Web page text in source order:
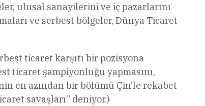
ulusal sanayilerini ve iç pazarlarını
ve serbest bölgeler, Dünya Ticaret
ticaret karşıtı bir pozisyona
ticaret şampiyonluğu yapmasını,
en azından bir bölümü Çin’le rekabet
savaşları” deniyor.)